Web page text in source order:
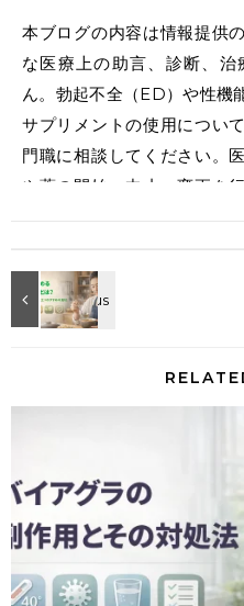
本ブログの内容は情報提供
な医療上の助言、診断、
ん。勃起不全（ED）や性機
サプリメントの使用につい
門職に相談してください。
や薬の開始、中止、変更を